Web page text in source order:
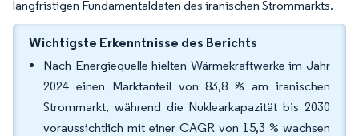
langfristigen Fundamentaldaten des iranischen Strommarkts.
Wichtigste Erkenntnisse des Berichts
Nach Energiequelle hielten Wärmekraftwerke im Jahr
2024 einen Marktanteil von 83,8 % am iranischen
Strommarkt, während die Nuklearkapazität bis 2030
voraussichtlich mit einer CAGR von 15,3 % wachsen